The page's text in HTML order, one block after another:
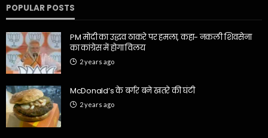
POPULAR POSTS
PM मोदी का उद्धव ठाकरे पर हमला, कहा- नकली शिवसेना
का कांग्रेस में होगा विलय
2 years ago
McDonald’s के बर्गर बने खतरे की घंटी
2 years ago